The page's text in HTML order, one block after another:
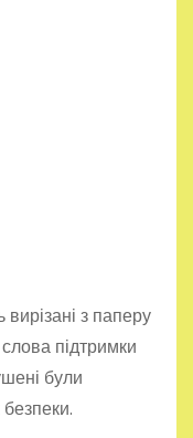
з паперу
підтримки
були